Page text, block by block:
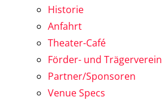
Historie
Anfahrt
Theater-Café
Förder- und Trägerverein
Partner/Sponsoren
Venue Specs